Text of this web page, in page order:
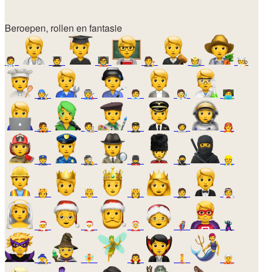
Beroepen, rollen en fantasie
🧑‍⚕️ 🧑‍🎓 🧑‍🏫 🧑‍⚖️ 🧑‍🌾 🧑‍🍳
🧑‍🔧 🧑‍🏭 🧑‍💼 🧑‍🔬 🧑‍💻
🧑‍🎤 🧑‍🎨 🧑‍✈️ 🧑‍🚀 🧑‍🚒
👮 🕵️ 💂 🥷 👷
🫅 🤴 👸 🤵 👰
🧑‍🎄 🎅 🤶 🦸 🦹
🧙 🧚 🧛 🧜 🧝